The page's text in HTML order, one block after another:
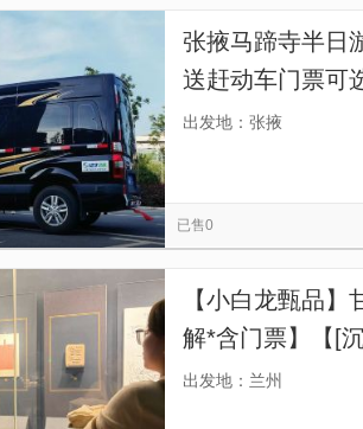
张掖马蹄寺半日
送赶动车门票可
后悔，走走停停
出发地：张掖
已售0
【小白龙甄品
解*含门票】【[
再踮脚看文物，
出发地：兰州